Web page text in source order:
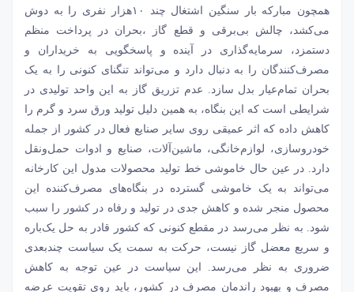
همچون مبارکه بار سنگین اشتغال چند ۱۰هزار نفری را به دوش
می‌‌‌کشد، چالش بی‌برقی و قطع گاز ،بحران در پرداخت منظم
دستمزد، سرمایه‌‌‌گذاری در آینده و پاسخگویی به خریداران و
مصرف‌‌‌کنندگان را به دنبال دارد و می‌‌‌تواند تنگنای کنونی را به یک
بحران تمام‌‌‌عیار بدل سازد. عدم تزریق گاز به این واحد تولیدی در
شرایطی است که این بنگاه، به همین دلیل تولید ورق سرد و گرم را
کاهش داده که اثر عمیقی روی سایر صنایع فعال در کشور از جمله
خودروسازی، لوازم‌خانگی، ماشین‌‌‌آلات، صنایع و ادوات حمل‌‌‌ونقل
دارد. در عین حال خاموشی خط تولید محصولات مدول این کارخانه
می‌‌‌تواند به یک خاموشی گسترده در بنگاه‌‌‌های مصرف‌‌‌کننده این
محصول منجر شده و کاهش جدی در تولید و رفاه در کشور را سبب
شود. به نظر می‌‌‌رسد در مقطع کنونی که کشور قادر به حل یک‌باره
و سریع معضل گاز نیست، حرکت به سمت یک سیاست چندبعدی
ضروری به نظر می‌‌‌رسد. این سیاست در عین توجه به کاهش
مصرف و بهبود راندمان مصرف در کشور، باید روی تقویت عرضه